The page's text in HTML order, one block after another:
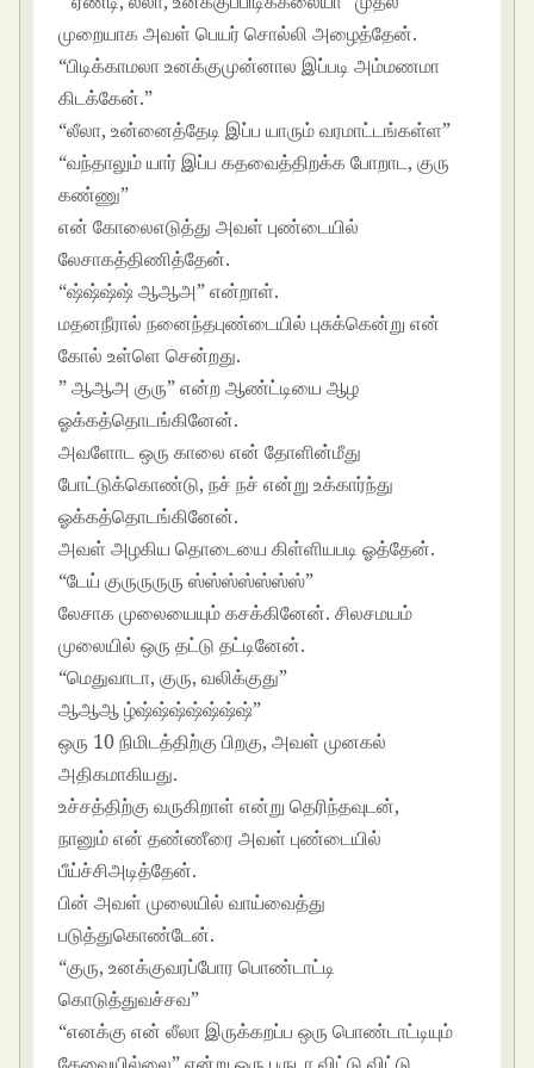
முறையாக அவள் பெயர் சொல்லி அழைத்தேன்.
“பிடிக்காமலா உனக்குமுன்னால இப்படி அம்மணமா
கிடக்கேன்.”
“லீலா, உன்னைத்தேடி இப்ப யாரும் வரமாட்டங்கள்ள”
“வந்தாலும் யார் இப்ப கதவைத்திறக்க போறாட, குரு
கண்ணு”
என் கோலைஎடுத்து அவள் புண்டையில்
லேசாகத்திணித்தேன்.
“ஷ்ஷ்ஷ்ஷ் ஆஆஅ” என்றாள்.
மதனநீரால் நனைந்தபுண்டையில் புசுக்கென்று என்
கோல் உள்ளெ சென்றது.
” ஆஆஅ குரு” என்ற ஆண்ட்டியை ஆழ
ஓக்கத்தொடங்கினேன்.
அவளோட ஒரு காலை என் தோளின்மீது
போட்டுக்கொண்டு, நச் நச் என்று உக்கார்ந்து
ஓக்கத்தொடங்கினேன்.
அவள் அழகிய தொடையை கிள்ளியபடி ஓத்தேன்.
“டேய் குருருருரு ஸ்ஸ்ஸ்ஸ்ஸ்ஸ்ஸ்”
லேசாக முலையையும் கசக்கினேன். சிலசமயம்
முலையில் ஒரு தட்டு தட்டினேன்.
“மெதுவாடா, குரு, வலிக்குது”
ஆஆஆ ழ்ஷ்ஷ்ஷ்ஷ்ஷ்ஷ்ஷ்”
ஒரு 10 நிமிடத்திற்கு பிறகு, அவள் முனகல்
அதிகமாகியது.
உச்சத்திற்கு வருகிறாள் என்று தெரிந்தவுடன்,
நானும் என் தண்ணீரை அவள் புண்டையில்
பீய்ச்சிஅடித்தேன்.
பின் அவள் முலையில் வாய்வைத்து
படுத்துகொண்டேன்.
“குரு, உனக்குவரப்போர பொண்டாட்டி
கொடுத்துவச்சவ”
“எனக்கு என் லீலா இருக்கறப்ப ஒரு பொண்டாட்டியும்